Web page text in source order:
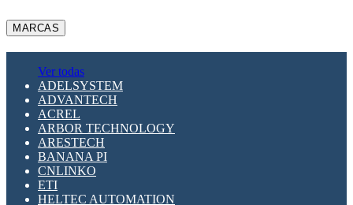
MARCAS
Ver todas
ADELSYSTEM
ADVANTECH
ACREL
ARBOR TECHNOLOGY
ARESTECH
BANANA PI
CNLINKO
ETI
HELTEC AUTOMATION